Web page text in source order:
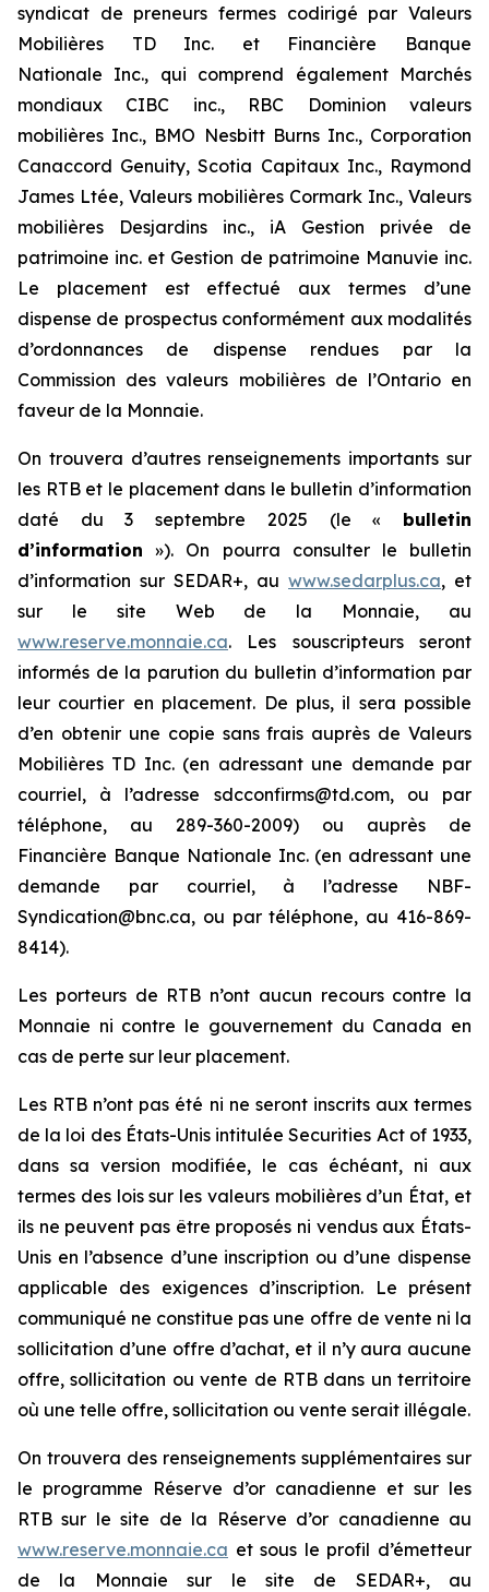
syndicat de preneurs fermes codirigé par Valeurs
Mobilières TD Inc. et Financière Banque
Nationale Inc., qui comprend également Marchés
mondiaux CIBC inc., RBC Dominion valeurs
mobilières Inc., BMO Nesbitt Burns Inc., Corporation
Canaccord Genuity, Scotia Capitaux Inc., Raymond
James Ltée, Valeurs mobilières Cormark Inc., Valeurs
mobilières Desjardins inc., iA Gestion privée de
patrimoine inc. et Gestion de patrimoine Manuvie inc.
Le placement est effectué aux termes d’une
dispense de prospectus conformément aux modalités
d’ordonnances de dispense rendues par la
Commission des valeurs mobilières de l’Ontario en
faveur de la Monnaie.
On trouvera d’autres renseignements importants sur
les RTB et le placement dans le bulletin d’information
daté du 3 septembre 2025 (le « bulletin
d’information »). On pourra consulter le bulletin
d’information sur SEDAR+, au www.sedarplus.ca, et
sur le site Web de la Monnaie, au
www.reserve.monnaie.ca. Les souscripteurs seront
informés de la parution du bulletin d’information par
leur courtier en placement. De plus, il sera possible
d’en obtenir une copie sans frais auprès de Valeurs
Mobilières TD Inc. (en adressant une demande par
courriel, à l’adresse sdcconfirms@td.com, ou par
téléphone, au 289-360-2009) ou auprès de
Financière Banque Nationale Inc. (en adressant une
demande par courriel, à l’adresse NBF-
Syndication@bnc.ca, ou par téléphone, au 416-869-
8414).
Les porteurs de RTB n’ont aucun recours contre la
Monnaie ni contre le gouvernement du Canada en
cas de perte sur leur placement.
Les RTB n’ont pas été ni ne seront inscrits aux termes
de la loi des États-Unis intituléeSecurities Act of 1933,
dans sa version modifiée, le cas échéant, ni aux
termes des lois sur les valeurs mobilières d’un État, et
ils ne peuvent pas être proposés ni vendus aux États-
Unis en l’absence d’une inscription ou d’une dispense
applicable des exigences d’inscription. Le présent
communiqué ne constitue pas une offre de vente ni la
sollicitation d’une offre d’achat, et il n’y aura aucune
offre, sollicitation ou vente de RTB dans un territoire
où une telle offre, sollicitation ou vente serait illégale.
On trouvera des renseignements supplémentaires sur
le programme Réserve d’or canadienne et sur les
RTB sur le site de la Réserve d’or canadienne au
www.reserve.monnaie.ca et sous le profil d’émetteur
de la Monnaie sur le site de SEDAR+, au